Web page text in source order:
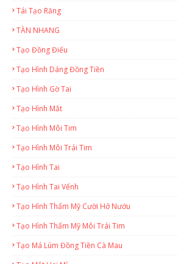
Tái Tạo Răng
TÀN NHANG
Tạo Đồng Điếu
Tạo Hình Dáng Đồng Tiền
Tạo Hình Gờ Tai
Tạo Hình Mắt
Tạo Hình Môi Tim
Tạo Hình Môi Trái Tim
Tạo Hình Tai
Tạo Hình Tai Vểnh
Tạo Hình Thẩm Mỹ Cười Hở Nướu
Tạo Hình Thẩm Mỹ Môi Trái Tim
Tạo Má Lúm Đồng Tiền Cà Mau